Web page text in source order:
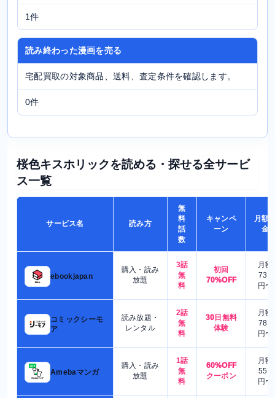
1件
読み終わった漫画を売る
宅配買取の対象商品、送料、査定条件を確認します。
0件
桜色キスホリックを読める・探せる全サービ
ス一覧
サービス名 読み方
無
料
話
数
キャンペ
ーン
月額
金
ebookjapan
購入・読み
放題
3話
無
料
初回
70%OFF
月額
730
円〜
コミックシーモ
ア
読み放題・
レンタル
2話
無
料
30日無料
体験
月額
780
円〜
Amebaマンガ
購入・読み
放題
1話
無
料
60%OFF
クーポン
月額
550
円〜